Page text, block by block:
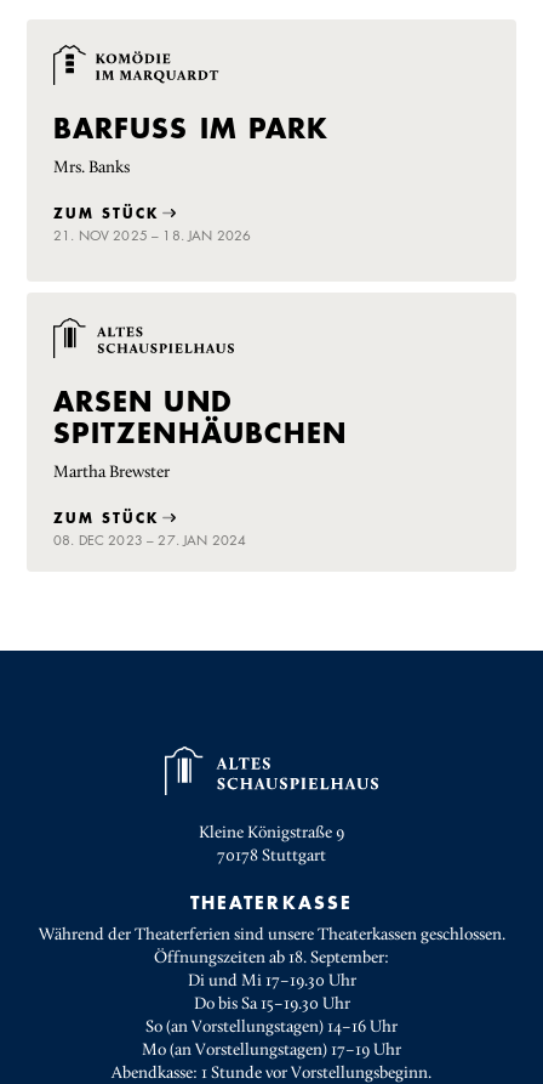
BARFUSS IM PARK
Mrs. Banks
ZUM STÜCK
21. NOV 2025 – 18. JAN 2026
ARSEN UND
SPITZENHÄUBCHEN
Martha Brewster
ZUM STÜCK
08. DEC 2023 – 27. JAN 2024
Kleine Königstraße 9
70178Stuttgart
THEATERKASSE
Während der Theaterferien sind unsere Theaterkassen geschlossen.
Öffnungszeiten ab 18. September:
Di und Mi 17–19.30 Uhr
Do bis Sa 15–19.30 Uhr
So (an Vorstellungstagen) 14–16 Uhr
Mo (an Vorstellungstagen) 17–19 Uhr
Abendkasse: 1 Stunde vor Vorstellungsbeginn.